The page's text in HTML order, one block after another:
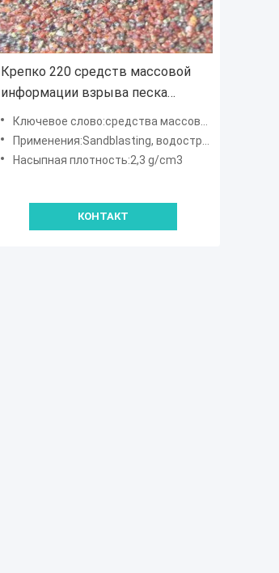
Крепко 220 средств массовой
информации взрыва песка
венисы песчинки/
истирательных средства
массовой информации
Ключевое слово:средства массовой информации венисы истирательные
Применения:Sandblasting, водоструйное вырезывание, истирательный взрывать
Насыпная плотность:2,3 g/cm3
КОНТАКТ